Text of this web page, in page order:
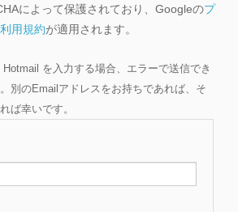
によって保護されており、Googleのプ
利用規約が適用されます。
を入力する場合、エラーで送信でき
別のEmailアドレスをお持ちであれば、そ
ば幸いです。